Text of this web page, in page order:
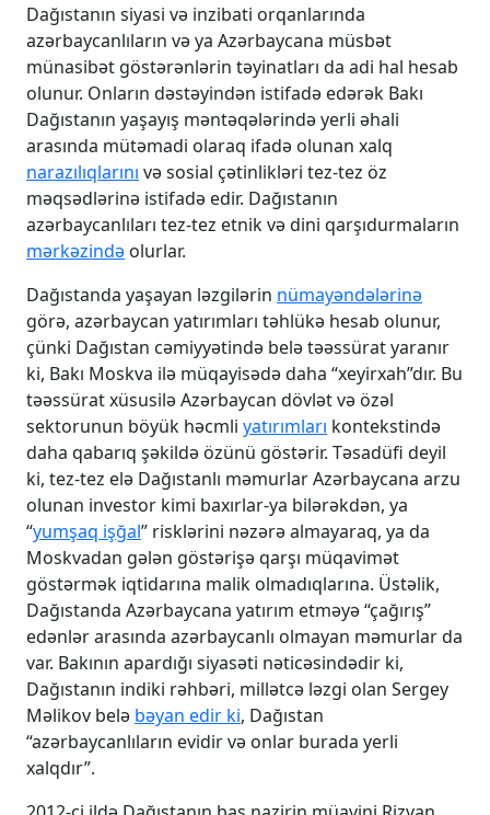
Dağıstanın siyasi və inzibati orqanlarında
azərbaycanlıların və ya Azərbaycana müsbət
münasibət göstərənlərin təyinatları da adi hal hesab
olunur. Onların dəstəyindən istifadə edərək Bakı
Dağıstanın yaşayış məntəqələrində yerli əhali
arasında mütəmadi olaraq ifadə olunan xalq
narazılıqlarını və sosial çətinlikləri tez-tez öz
məqsədlərinə istifadə edir. Dağıstanın
azərbaycanlıları tez-tez etnik və dini qarşıdurmaların
mərkəzində olurlar.
Dağıstanda yaşayan ləzgilərin nümayəndələrinə
görə, azərbaycan yatırımları təhlükə hesab olunur,
çünki Dağıstan cəmiyyətində belə təəssürat yaranır
ki, Bakı Moskva ilə müqayisədə daha “xeyirxah”dır. Bu
təəssürat xüsusilə Azərbaycan dövlət və özəl
sektorunun böyük həcmli yatırımları kontekstində
daha qabarıq şəkildə özünü göstərir. Təsadüfi deyil
ki, tez-tez elə Dağıstanlı məmurlar Azərbaycana arzu
olunan investor kimi baxırlar-ya bilərəkdən, ya
“yumşaq işğal” risklərini nəzərə almayaraq, ya da
Moskvadan gələn göstərişə qarşı müqavimət
göstərmək iqtidarına malik olmadıqlarına. Üstəlik,
Dağıstanda Azərbaycana yatırım etməyə “çağırış”
edənlər arasında azərbaycanlı olmayan məmurlar da
var. Bakının apardığı siyasəti nəticəsindədir ki,
Dağıstanın indiki rəhbəri, millətcə ləzgi olan Sergey
Məlikov belə bəyan edir ki, Dağıstan
“azərbaycanlıların evidir və onlar burada yerli
xalqdır”.